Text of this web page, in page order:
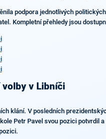
podpora jednotlivých
Kompletní přehledy jsou
volby v Libníči
klání. V posledních
Petr Pavel svou pozici potvrdil